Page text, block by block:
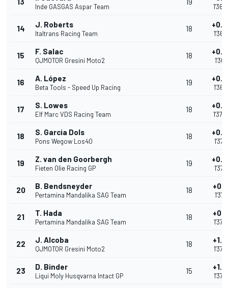
Inde GASGAS Aspar Team
14 J. Roberts
Italtrans Racing Team
18
15 F. Salac
QJMOTOR Gresini Moto2
18
16 A. López
Beta Tools - Speed Up Racing
19
17 S. Lowes
Elf Marc VDS Racing Team
18
18 S. Garcia Dols
Pons Wegow Los40
18
19 Z. van den Goorbergh
Fieten Olie Racing GP
19
20 B. Bendsneyder
Pertamina Mandalika SAG Team
18
21 T. Hada
Pertamina Mandalika SAG Team
18
22 J. Alcoba
QJMOTOR Gresini Moto2
18
23 D. Binder
Liqui Moly Husqvarna Intact GP
15